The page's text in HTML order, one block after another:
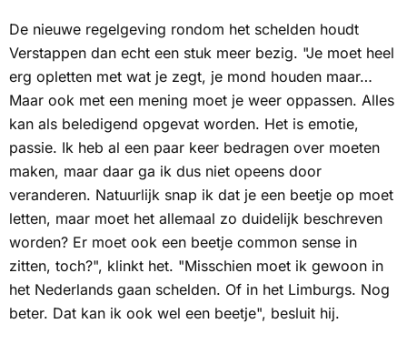
De nieuwe regelgeving rondom het schelden houdt
Verstappen dan echt een stuk meer bezig. "Je moet heel
erg opletten met wat je zegt, je mond houden maar…
Maar ook met een mening moet je weer oppassen. Alles
kan als beledigend opgevat worden. Het is emotie,
passie. Ik heb al een paar keer bedragen over moeten
maken, maar daar ga ik dus niet opeens door
veranderen. Natuurlijk snap ik dat je een beetje op moet
letten, maar moet het allemaal zo duidelijk beschreven
worden? Er moet ook een beetje common sense in
zitten, toch?", klinkt het. "Misschien moet ik gewoon in
het Nederlands gaan schelden. Of in het Limburgs. Nog
beter. Dat kan ik ook wel een beetje", besluit hij.